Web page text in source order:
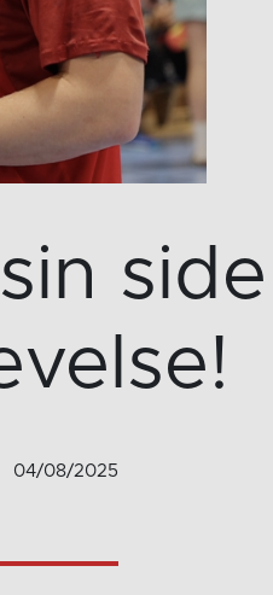
side
04/08/2025